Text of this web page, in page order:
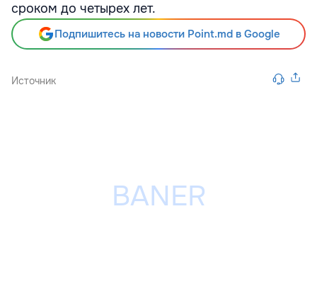
сроком до четырех лет.
Подпишитесь на новости Point.md в Google
Источник